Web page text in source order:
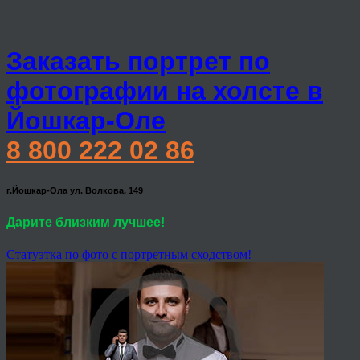
Заказать портрет по
фотографии на холсте в
Йошкар-Оле
8 800 222 02 86
г.Йошкар-Ола ул. Волкова, 149
Дарите близким лучшее!
Статуэтка по фото с портретным сходством!